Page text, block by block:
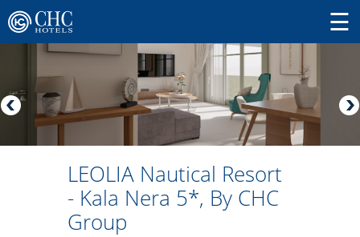
LEOLIA Nautical Resort
- Kala Nera 5*, By CHC
Group